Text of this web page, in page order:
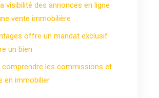
visibilité des annonces en ligne
vente immobilière
offre un mandat exclusif
un bien
les commissions et
en immobilier